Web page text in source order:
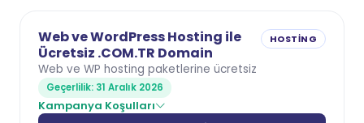
Web ve WordPress Hosting ile
Ücretsiz .COM.TR Domain
HOSTING
Web ve WP hosting paketlerine ücretsiz
Geçerlilik: 31 Aralık 2026
Kampanya Koşulları